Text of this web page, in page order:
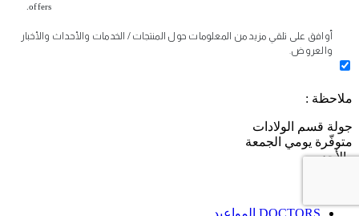
offers.
أوافق على تلقي مزيد من المعلومات حول المنتجات / الخدمات والأحداث والأخبار
والعروض.
ملاحظة :
جولة قسم الولادات
متوفّرة يومي الجمعة
والأحد .
DOCTORS المواعيد